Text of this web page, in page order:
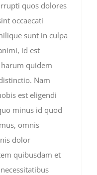
quos dolores
occaecati
sunt in culpa
id est
quidem
Nam
est eligendi
minus id quod
omnis
dolor
quibusdam et